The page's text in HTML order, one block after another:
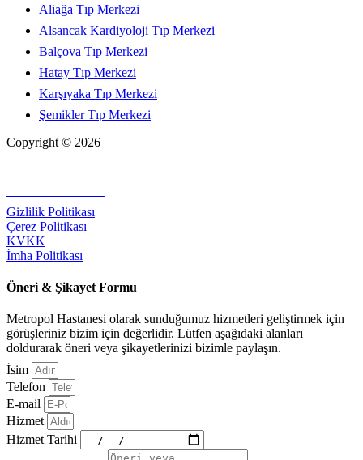
Aliağa Tıp Merkezi
Alsancak Kardiyoloji Tıp Merkezi
Balçova Tıp Merkezi
Hatay Tıp Merkezi
Karşıyaka Tıp Merkezi
Şemikler Tıp Merkezi
Copyright © 2026
Gizlilik Politikası
Çerez Politikası
KVKK
İmha Politikası
Öneri & Şikayet Formu
Metropol Hastanesi olarak sunduğumuz hizmetleri geliştirmek için
görüşleriniz bizim için değerlidir. Lütfen aşağıdaki alanları
doldurarak öneri veya şikayetlerinizi bizimle paylaşın.
İsim
Telefon
E-mail
Hizmet
Hizmet Tarihi